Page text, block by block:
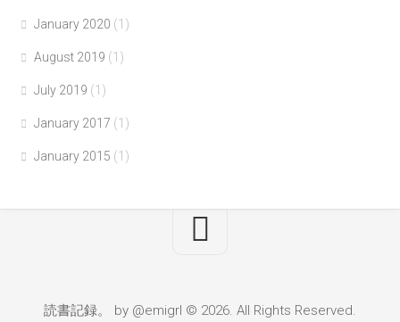
January 2020 (1)
August 2019 (1)
July 2019 (1)
January 2017 (1)
January 2015 (1)
読書記録。 by @emigrl © 2026. All Rights Reserved.